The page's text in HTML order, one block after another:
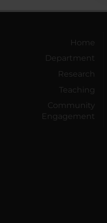
Home
Department
Research
Teaching
Community
Engagement